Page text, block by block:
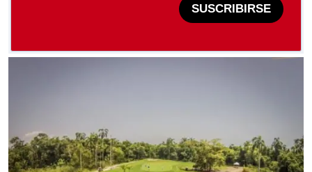
SUSCRIBIRSE